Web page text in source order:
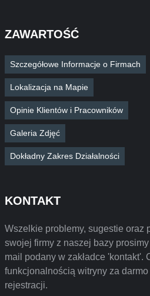
ZAWARTOŚĆ
Szczegółowe Informacje o Firmach
Lokalizacja na Mapie
Opinie Klientów i Pracowników
Galeria Zdjęć
Dokładny Zakres Działalności
KONTAKT
Wszelkie problemy, sugestie oraz
swojej firmy z naszej bazy
mail podany w zakładce 'kontakt'.
funkcjonalnością witryny za
rejestracji.